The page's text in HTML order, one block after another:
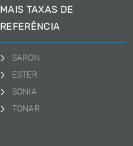
MAIS TAXAS DE
REFERÊNCIA
SARON
ESTER
SONIA
TONAR